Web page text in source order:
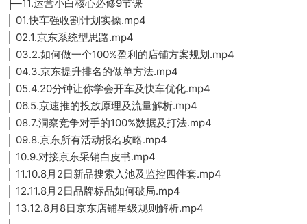
├─11.运营小白核心必修9节课
│ 01.快车强收割计划实操.mp4
│ 02.1.京东系统型思路.mp4
│ 03.2.如何做一个100%盈利的店铺方案规划.mp4
│ 04.3.京东提升排名的做单方法.mp4
│ 05.4.20分钟让你学会开车及快车优化.mp4
│ 06.5.京速推的投放原理及流量解析.mp4
│ 08.7.洞察竞争对手的100%数据及打法.mp4
│ 09.8.京东所有活动报名攻略.mp4
│ 10.9.对接京东采销白皮书.mp4
│ 11.10.8月2日新品搜索入池及监控四件套.mp4
│ 12.11.8月2日品牌标品如何破局.mp4
│ 13.12.8月8日京东店铺星级规则解析.mp4